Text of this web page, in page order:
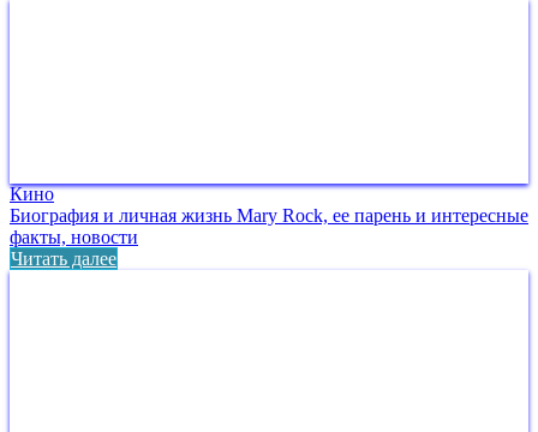
Кино
Биография и личная жизнь Mary Rock, ее парень и интересные
факты, новости
Читать далее